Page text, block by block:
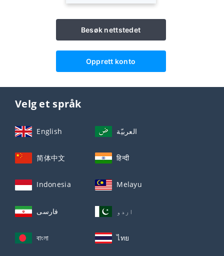
Besøk nettstedet
Opprett konto
Velg et språk
English العربيّة
简体中文 हिन्दी
Indonesia Melayu
فارسی اردو
বাংলা ไทย